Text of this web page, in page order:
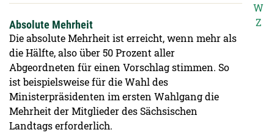
W
Z
Absolute Mehrheit
Die absolute Mehrheit ist erreicht, wenn mehr als
die Hälfte, also über 50 Prozent aller
Abgeordneten für einen Vorschlag stimmen. So
ist beispielsweise für die Wahl des
Ministerpräsidenten im ersten Wahlgang die
Mehrheit der Mitglieder des Sächsischen
Landtags erforderlich.